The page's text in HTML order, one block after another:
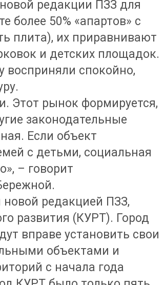
редакции ПЗЗ для
более 50% «апартов» с
плита), их приравнивают
и детских площадок.
восприняли спокойно,
Этот рынок формируется,
законодательные
Если объект
с детьми, социальная
– говорит
редакцией ПЗЗ,
развития (КУРТ). Город
вправе установить свои
объектами и
с начала года